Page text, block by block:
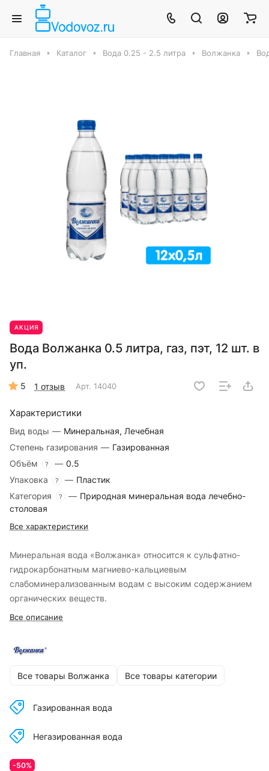
Главная Каталог Вода 0.25 - 2.5 литра Волжанка
АКЦИЯ
Вода Волжанка 0.5 литра, газ, пэт, 12 шт. в
уп.
5 1 отзыв Арт. 14040
Характеристики
Вид воды — Минеральная, Лечебная
Степень газирования — Газированная
Объём
? — 0.5
Упаковка
? — Пластик
Категория
? — Природная минеральная вода лечебно-
столовая
Все характеристики
Минеральная вода «Волжанка» относится к сульфатно-
гидрокарбонатным магниево-кальциевым
слабоминерализованным водам с высоким содержанием
органических веществ.
Все описание
Все товары Волжанка Все товары категории
Газированная вода
Негазированная вода
-50%